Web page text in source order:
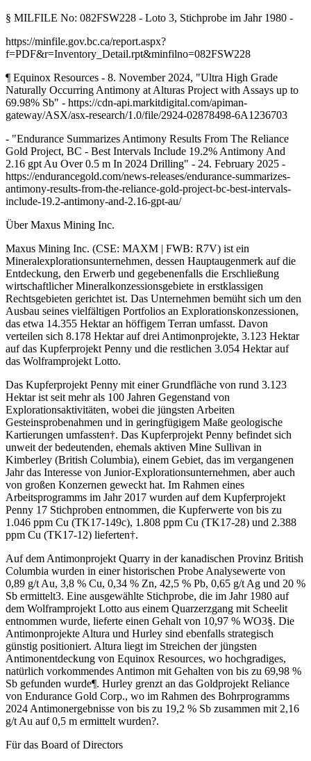
§ MILFILE No: 082FSW228 - Loto 3, Stichprobe im Jahr 1980 -
https://minfile.gov.bc.ca/report.aspx?
f=PDF&r=Inventory_Detail.rpt&minfilno=082FSW228
¶ Equinox Resources - 8. November 2024, "Ultra High Grade
Naturally Occurring Antimony at Alturas Project with Assays up to
69.98% Sb" - https://cdn-api.markitdigital.com/apiman-
gateway/ASX/asx-research/1.0/file/2924-02878498-6A1236703
- "Endurance Summarizes Antimony Results From The Reliance
Gold Project, BC - Best Intervals Include 19.2% Antimony And
2.16 gpt Au Over 0.5 m In 2024 Drilling" - 24. February 2025 -
https://endurancegold.com/news-releases/endurance-summarizes-
antimony-results-from-the-reliance-gold-project-bc-best-intervals-
include-19.2-antimony-and-2.16-gpt-au/
Über Maxus Mining Inc.
Maxus Mining Inc. (CSE: MAXM | FWB: R7V) ist ein
Mineralexplorationsunternehmen, dessen Hauptaugenmerk auf die
Entdeckung, den Erwerb und gegebenenfalls die Erschließung
wirtschaftlicher Mineralkonzessionsgebiete in erstklassigen
Rechtsgebieten gerichtet ist. Das Unternehmen bemüht sich um den
Ausbau seines vielfältigen Portfolios an Explorationskonzessionen,
das etwa 14.355 Hektar an höffigem Terran umfasst. Davon
verteilen sich 8.178 Hektar auf drei Antimonprojekte, 3.123 Hektar
auf das Kupferprojekt Penny und die restlichen 3.054 Hektar auf
das Wolframprojekt Lotto.
Das Kupferprojekt Penny mit einer Grundfläche von rund 3.123
Hektar ist seit mehr als 100 Jahren Gegenstand von
Explorationsaktivitäten, wobei die jüngsten Arbeiten
Gesteinsprobenahmen und in geringfügigem Maße geologische
Kartierungen umfassten†. Das Kupferprojekt Penny befindet sich
unweit der bedeutenden, ehemals aktiven Mine Sullivan in
Kimberley (British Columbia), einem Gebiet, das im vergangenen
Jahr das Interesse von Junior-Explorationsunternehmen, aber auch
von großen Konzernen geweckt hat. Im Rahmen eines
Arbeitsprogramms im Jahr 2017 wurden auf dem Kupferprojekt
Penny 17 Stichproben entnommen, die Kupferwerte von bis zu
1.046 ppm Cu (TK17-149c), 1.808 ppm Cu (TK17-28) und 2.388
ppm Cu (TK17-12) lieferten†.
Auf dem Antimonprojekt Quarry in der kanadischen Provinz British
Columbia wurden in einer historischen Probe Analysewerte von
0,89 g/t Au, 3,8 % Cu, 0,34 % Zn, 42,5 % Pb, 0,65 g/t Ag und 20 %
Sb ermittelt3. Eine ausgewählte Stichprobe, die im Jahr 1980 auf
dem Wolframprojekt Lotto aus einem Quarzerzgang mit Scheelit
entnommen wurde, lieferte einen Gehalt von 10,97 % WO3§. Die
Antimonprojekte Altura und Hurley sind ebenfalls strategisch
günstig positioniert. Altura liegt im Streichen der jüngsten
Antimonentdeckung von Equinox Resources, wo hochgradiges,
natürlich vorkommendes Antimon mit Gehalten von bis zu 69,98 %
Sb gefunden wurde¶. Hurley grenzt an das Goldprojekt Reliance
von Endurance Gold Corp., wo im Rahmen des Bohrprogramms
2024 Antimonergebnisse von bis zu 19,2 % Sb zusammen mit 2,16
g/t Au auf 0,5 m ermittelt wurden?.
Für das Board of Directors